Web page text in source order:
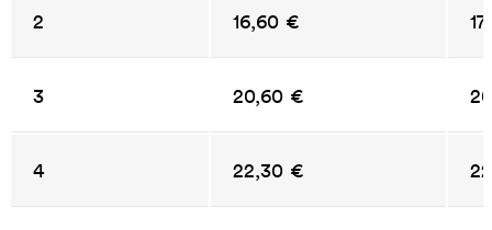
2 16,60 €
3 20,60 €
4 22,30 €